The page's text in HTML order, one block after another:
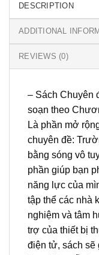
DESCRIPTION
ADDITIONAL
REVIEWS (0)
– Sách Chuyên
soạn theo
Là phần mở
chuyên đề:
bằng sóng vô
phần giúp bạn
năng lực của
tập thể các nhà
nghiệm và tâm
trợ của thiết bị
điện tử, sách sẽ